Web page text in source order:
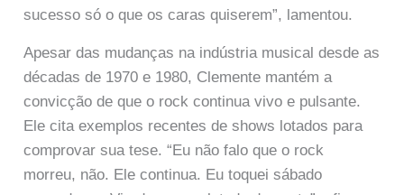
sucesso só o que os caras quiserem”, lamentou.
Apesar das mudanças na indústria musical desde as
décadas de 1970 e 1980, Clemente mantém a
convicção de que o rock continua vivo e pulsante.
Ele cita exemplos recentes de shows lotados para
comprovar sua tese. “Eu não falo que o rock
morreu, não. Ele continua. Eu toquei sábado